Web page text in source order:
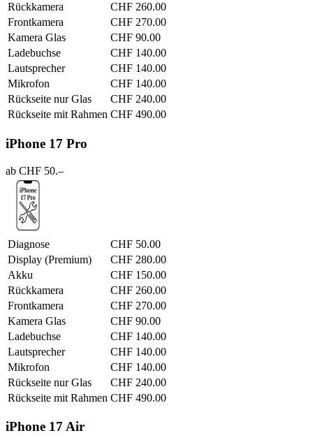
Rückkamera
CHF 260.00
Frontkamera
CHF 270.00
Kamera Glas
CHF 90.00
Ladebuchse
CHF 140.00
Lautsprecher
CHF 140.00
Mikrofon
CHF 140.00
Rückseite nur Glas
CHF 240.00
Rückseite mit Rahmen CHF 490.00
iPhone 17 Pro
ab CHF 50.–
Diagnose
CHF 50.00
Display (Premium)
CHF 280.00
Akku
CHF 150.00
Rückkamera
CHF 260.00
Frontkamera
CHF 270.00
Kamera Glas
CHF 90.00
Ladebuchse
CHF 140.00
Lautsprecher
CHF 140.00
Mikrofon
CHF 140.00
Rückseite nur Glas
CHF 240.00
Rückseite mit Rahmen CHF 490.00
iPhone 17 Air